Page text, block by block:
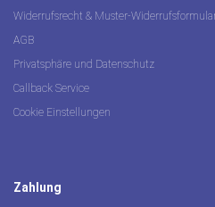
Widerrufsrecht & Muster-
AGB
Privatsphäre und Datenschutz
Callback Service
Cookie Einstellungen
Zahlung